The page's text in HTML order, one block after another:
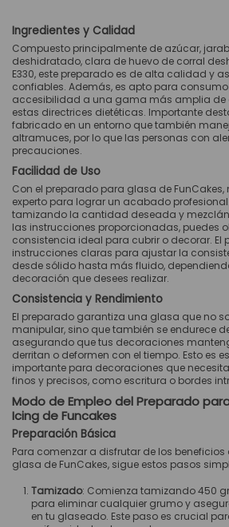
Ingredientes y Calidad
Compuesto principalmente de azúcar,
deshidratado, clara de huevo de corral
E330, este preparado es de alta calidad y
confiables. Además, es apto para
accesibilidad a una gama más amplia de
estas directrices dietéticas. Importante
fabricado en un entorno que también
altramuces, por lo que las personas con
precauciones.
Facilidad de Uso
Con el preparado para glasa de FunCakes,
experto para lograr un acabado
tamizando la cantidad deseada y
las instrucciones proporcionadas, puedes
consistencia ideal para cubrir o decorar. El
instrucciones claras para ajustar la
desde sólido hasta más fluido,
decoración que desees realizar.
Consistencia y Rendimiento
El preparado garantiza una glasa que no
manipular, sino que también se endurece
asegurando que tus decoraciones
derritan o deformen con el tiempo. Esto es
importante para decoraciones que
finos y precisos, como escritura o bordes
Modo de Empleo del Preparado
Icing de Funcakes
Preparación Básica
Para comenzar a disfrutar de los
glasa de FunCakes, sigue estos pasos
Tamizado: Comienza tamizando 450
para eliminar cualquier grumo y
en tu glaseado. Este paso es crucial